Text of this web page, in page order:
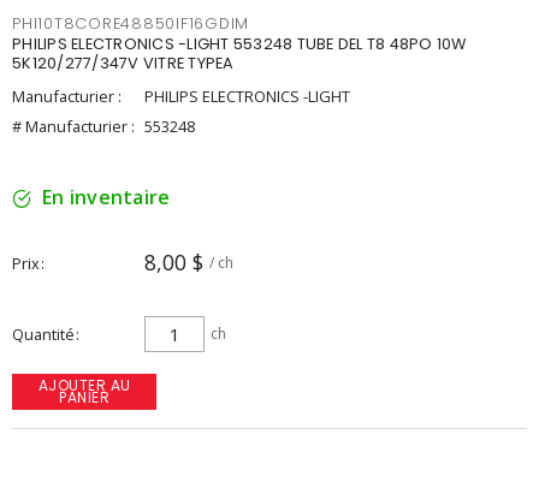
PHI10T8CORE48850IF16GDIM
PHILIPS ELECTRONICS -LIGHT 553248 TUBE DEL T8 48PO 10W
5K120/277/347V VITRE TYPEA
Manufacturier :
PHILIPS ELECTRONICS -LIGHT
# Manufacturier : 553248
En inventaire
Prix 8,00 $ / ch
Quantité ch
AJOUTER AU
PANIER